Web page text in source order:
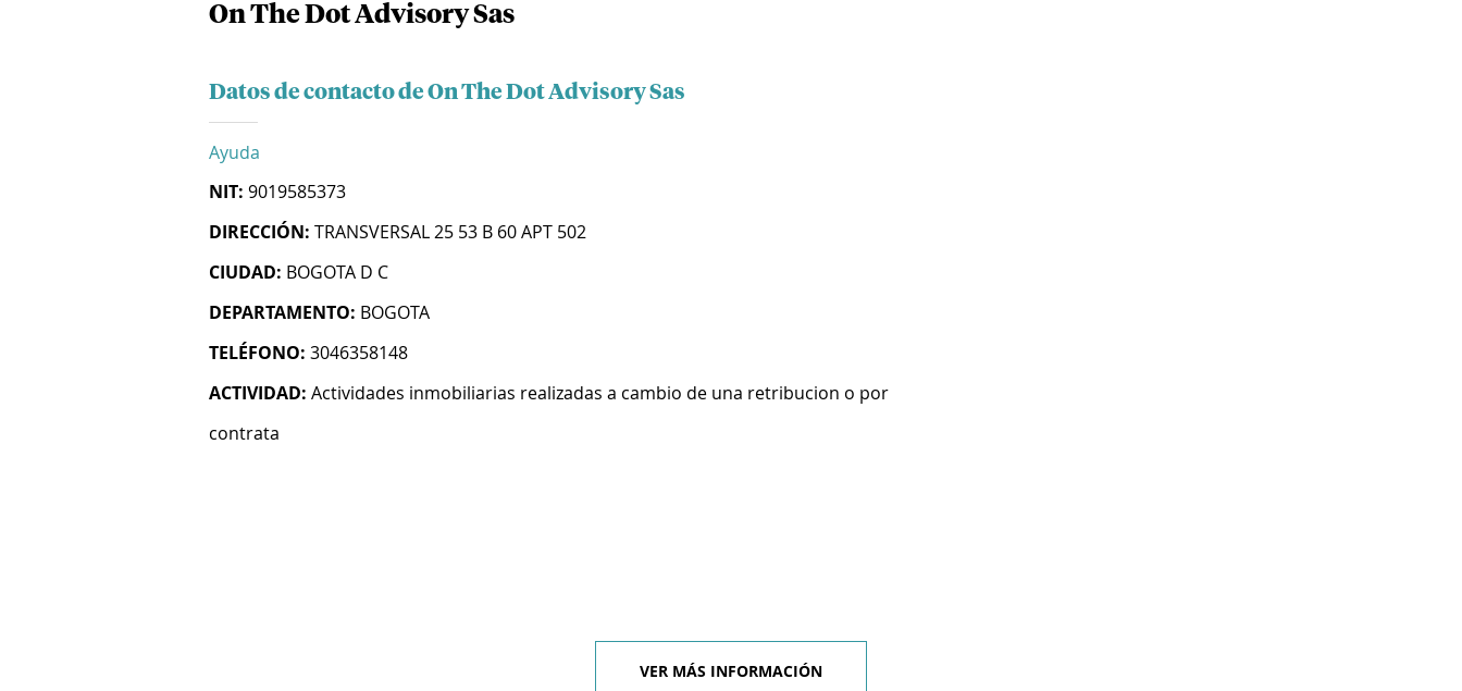
On The Dot Advisory Sas
Datos de contacto de On The Dot Advisory Sas
Ayuda
NIT: 9019585373
DIRECCIÓN: TRANSVERSAL 25 53 B 60 APT 502
CIUDAD: BOGOTA D C
DEPARTAMENTO: BOGOTA
TELÉFONO: 3046358148
ACTIVIDAD: Actividades inmobiliarias realizadas a cambio de una retribucion o por
contrata
VER MÁS INFORMACIÓN